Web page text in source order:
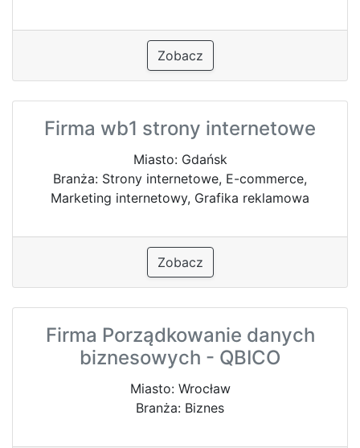
Zobacz
Firma wb1 strony internetowe
Miasto: Gdańsk
Branża: Strony internetowe, E-commerce,
Marketing internetowy, Grafika reklamowa
Zobacz
Firma Porządkowanie danych
biznesowych - QBICO
Miasto: Wrocław
Branża: Biznes